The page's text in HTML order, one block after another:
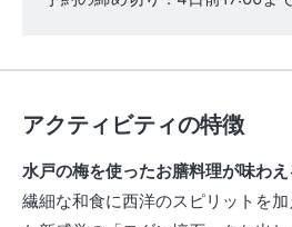
アクティビティの特徴
水戸の梅を使ったお膳料理が味わえ
繊細な和食に西洋のスピリットを